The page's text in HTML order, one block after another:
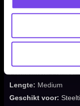
Flight Kleur:White
Flight en
Lengte: Medium
Geschikt voor: